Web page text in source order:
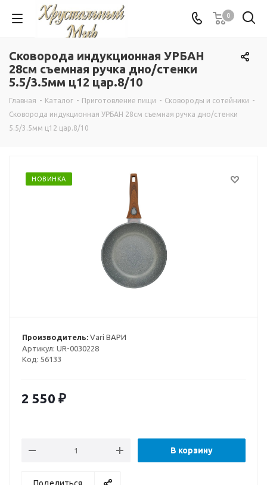
0
Сковорода индукционная УРБАН
28см съемная ручка дно/стенки
5.5/3.5мм ц12 цар.8/10
Главная - Каталог - Приготовление пищи - Сковороды и сотейники -
Сковорода индукционная УРБАН 28см съемная ручка дно/стенки
5.5/3.5мм ц12 цар.8/10
НОВИНКА
Производитель: Vari ВАРИ
Артикул: UR-0030228
Код: 56133
2 550 ₽
В корзину